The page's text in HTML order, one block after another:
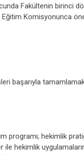
Fakültenin birinci
Komisyonunca
başarıyla
programı; hekimlik
hekimlik